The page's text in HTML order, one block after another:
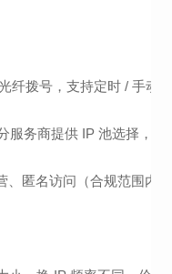
纤拨号，支持定时 / 手动
服务商提供 IP 池选择，
、匿名访问（合规范围内）